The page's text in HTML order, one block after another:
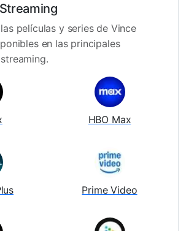
películas y series de Vince
en las principales
HBO Max
Prime Video